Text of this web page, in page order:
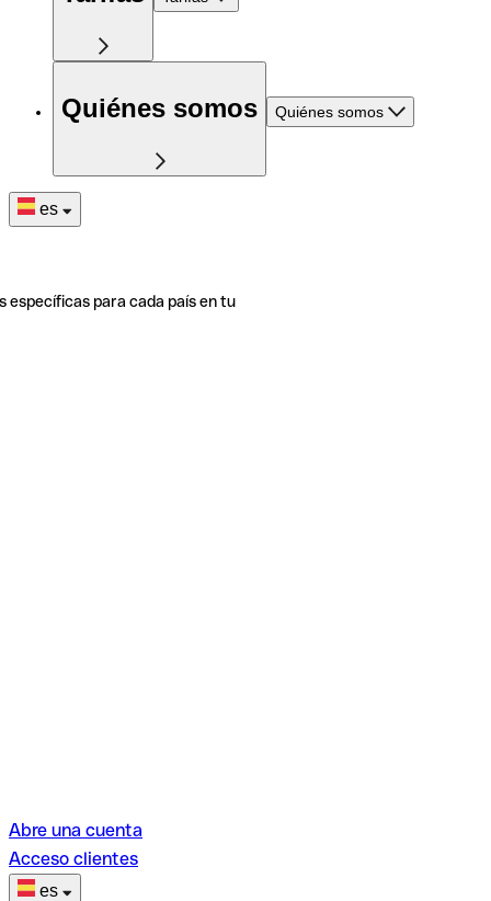
Quiénes somos Quiénes somos
es
específicas para cada país en tu
Abre una cuenta
Acceso clientes
es